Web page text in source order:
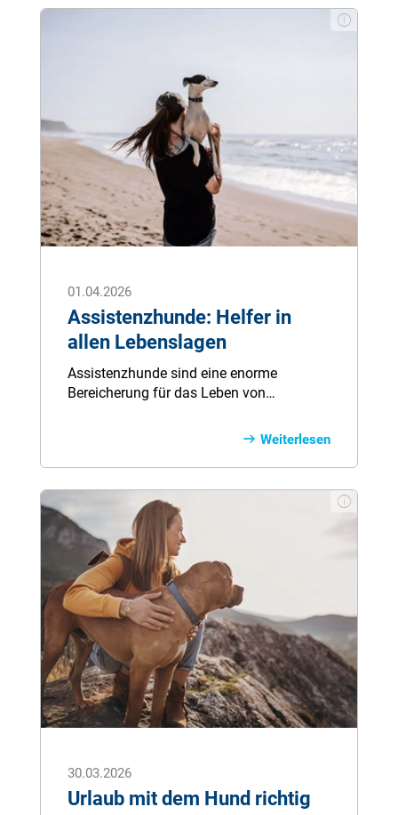
Erfahren Sie hier, worauf Sie beim Füttern
01.04.2026
Assistenzhunde: Helfer in
allen Lebenslagen
Assistenzhunde sind eine enorme
Bereicherung für das Leben von
Menschen. Sie helfen in verschiedenen
welche Unterschiede es gibt, erfahren Sie
in diesem Ratgeber.
Weiterlesen
30.03.2026
Urlaub mit dem Hund richtig